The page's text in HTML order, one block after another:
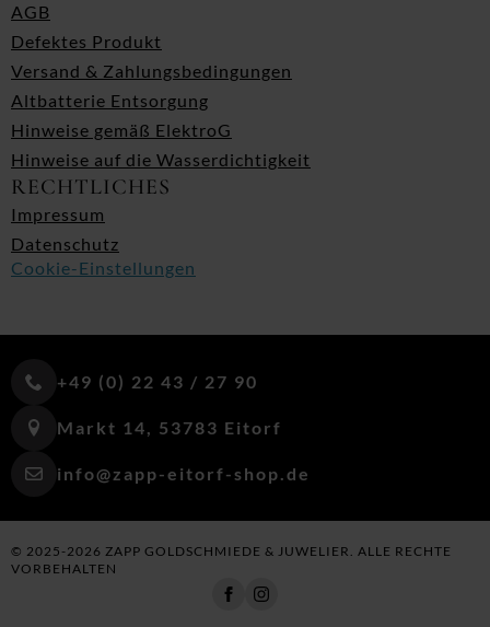
AGB
Defektes Produkt
Versand & Zahlungsbedingungen
Altbatterie Entsorgung
Hinweise gemäß ElektroG
Hinweise auf die Wasserdichtigkeit
RECHTLICHES
Impressum
Datenschutz
Cookie-Einstellungen
+49 (0) 22 43 / 27 90
Markt 14, 53783 Eitorf
info@zapp-eitorf-shop.de
© 2025-2026 ZAPP GOLDSCHMIEDE & JUWELIER. ALLE RECHTE
VORBEHALTEN